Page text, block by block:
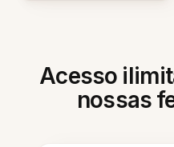
Acesso
nossas